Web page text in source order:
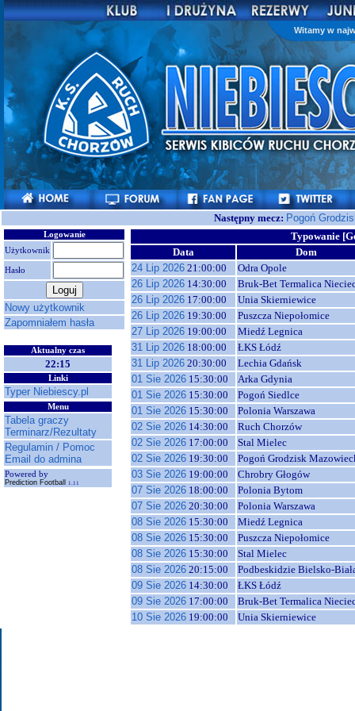
Witamy w
Następny mecz: Pogoń
Logowanie
Użytkownik
Hasło
Nowy użytkownik
Zapomniałem hasła
Aktualny czas
22:15
Linki
Typer Niebiescy.pl
Menu
Tabela graczy
Terminarz/Rezultaty
Regulamin / Pomoc
Email do admina
Powered by
Prediction Football 1.11
Typowanie
Data
Dom
24 Lip 2026 21:00:00
Odra Opole
26 Lip 2026 14:30:00
Bruk-Bet Termalica
26 Lip 2026 17:00:00
Unia Skierniewice
26 Lip 2026 19:30:00
Puszcza Niepołomice
27 Lip 2026 19:00:00
Miedź Legnica
31 Lip 2026 18:00:00
ŁKS Łódź
31 Lip 2026 20:30:00
Lechia Gdańsk
01 Sie 2026 15:30:00
Arka Gdynia
01 Sie 2026 15:30:00
Pogoń Siedlce
01 Sie 2026 15:30:00
Polonia Warszawa
02 Sie 2026 14:30:00
Ruch Chorzów
02 Sie 2026 17:00:00
Stal Mielec
02 Sie 2026 19:30:00
Pogoń Grodzisk
03 Sie 2026 19:00:00
Chrobry Głogów
07 Sie 2026 18:00:00
Polonia Bytom
07 Sie 2026 20:30:00
Polonia Warszawa
08 Sie 2026 15:30:00
Miedź Legnica
08 Sie 2026 15:30:00
Puszcza Niepołomice
08 Sie 2026 15:30:00
Stal Mielec
08 Sie 2026 20:15:00
Podbeskidzie Bielsko-
09 Sie 2026 14:30:00
ŁKS Łódź
09 Sie 2026 17:00:00
Bruk-Bet Termalica
10 Sie 2026 19:00:00 Unia Skierniewice